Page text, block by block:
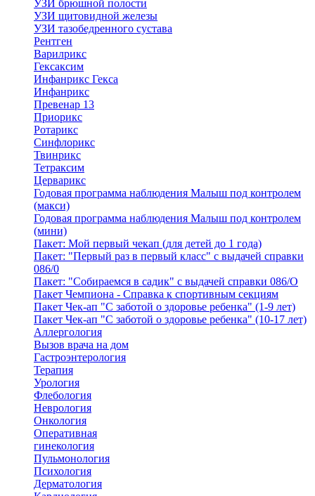
УЗИ брюшной полости
УЗИ щитовидной железы
УЗИ тазобедренного сустава
Рентген
Варилрикс
Гексаксим
Инфанрикс Гекса
Инфанрикс
Превенар 13
Приорикс
Ротарикс
Синфлорикс
Твинрикс
Тетраксим
Церварикс
Годовая программа наблюдения Малыш под контролем
(макси)
Годовая программа наблюдения Малыш под контролем
(мини)
Пакет: Мой первый чекап (для детей до 1 года)
Пакет: "Первый раз в первый класс" с выдачей справки
086/0
Пакет: "Собираемся в садик" с выдачей справки 086/О
Пакет Чемпиона - Справка к спортивным секциям
Пакет Чек-ап "С заботой о здоровье ребенка" (1-9 лет)
Пакет Чек-ап "С заботой о здоровье ребенка" (10-17 лет)
Аллергология
Вызов врача на дом
Гастроэнтерология
Терапия
Урология
Флебология
Неврология
Онкология
Оперативная
гинекология
Пульмонология
Психология
Дерматология